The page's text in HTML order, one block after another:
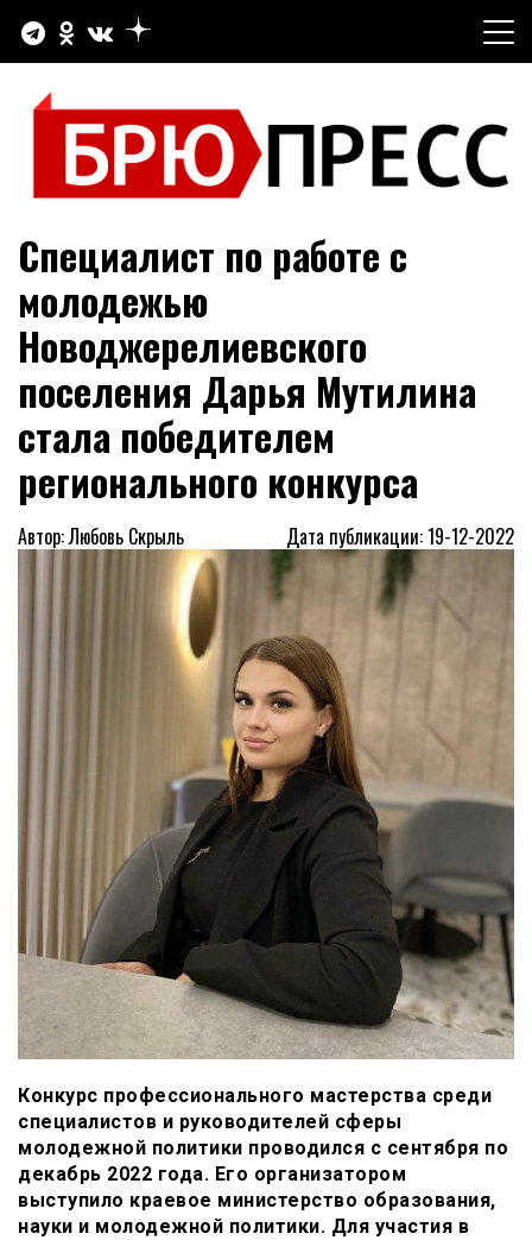
содержимому
БРЮПРЕСС
Официальный сайт газеты "Брюховецкие новости"
Специалист по работе с
молодежью
Новоджерелиевского
поселения Дарья Мутилина
стала победителем
регионального конкурса
Автор: Любовь Скрыль Дата публикации: 19-12-2022
Конкурс профессионального мастерства среди
специалистов и руководителей сферы
молодежной политики проводился с сентября по
декабрь 2022 года. Его организатором
выступило краевое министерство образования,
науки и молодежной политики. Для участия в